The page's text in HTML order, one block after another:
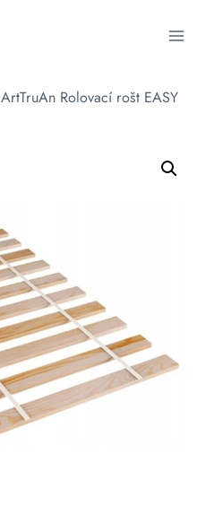
ArtTruAn Rolovací rošt EASY